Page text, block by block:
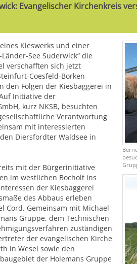
Evangelischer Kirchenkreis
Kieswerks und einer
See Suderwick“ die
verschafften sich jetzt
Coesfeld-Borken
den Folgen der Kiesbaggerei in
Initiative der
kurz NKSB, besuchten
Verantwortung
mit interessierten
Diersfordter Waldsee in
mit der Bürgerinitiative
im westlichen Bocholt ins
der Kiesbaggerei
des Abbaus erleben
Cord. Gemeinsam mit Michael
Gruppe, dem Technischen
zuständigen
der evangelischen Kirche
in Wesel sowie den
der Holemans Gruppe